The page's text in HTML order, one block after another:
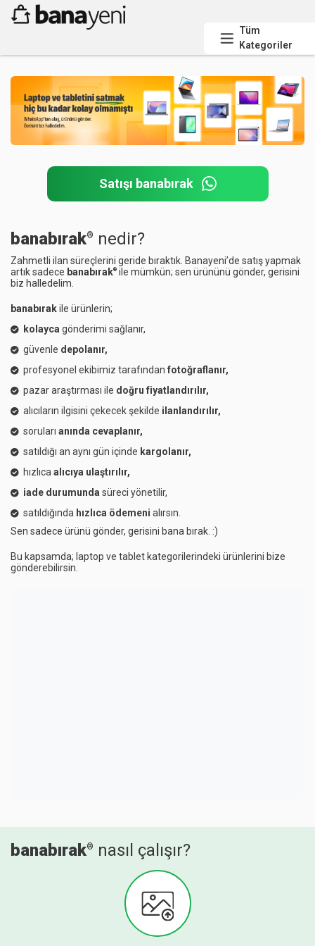
Tüm
Kategoriler
Ücretsiz Kargo
Satışı banabırak
banabırak® nedir?
Zahmetli ilan süreçlerini geride bıraktık. Banayeni’de satış yapmak
artık sadece banabırak® ile mümkün; sen ürününü gönder, gerisini
biz halledelim.
banabırakile ürünlerin;
kolayca gönderimi sağlanır,
güvenle depolanır,
profesyonel ekibimiz tarafından fotoğraflanır,
pazar araştırması ile doğru fiyatlandırılır,
alıcıların ilgisini çekecek şekilde ilanlandırılır,
soruları anında cevaplanır,
satıldığı an aynı gün içinde kargolanır,
hızlıca alıcıya ulaştırılır,
iade durumunda süreci yönetilir,
satıldığında hızlıca ödemeni alırsın.
Sen sadece ürünü gönder, gerisini bana bırak. :)
Bu kapsamda; laptop ve tablet kategorilerindeki ürünlerini bize
gönderebilirsin.
banabırak® nasıl çalışır?